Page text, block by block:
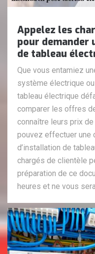
Appelez les
pour demander
de tableau
Que vous entamiez
système électrique
tableau électrique
comparer les offres
connaître leurs prix
pouvez effectuer une
d’installation de
chargés de clientèle
préparation de ce
heures et ne vous